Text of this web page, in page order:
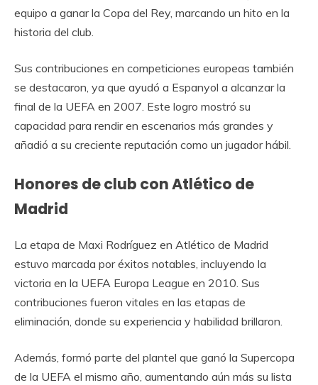
equipo a ganar la Copa del Rey, marcando un hito en la
historia del club.
Sus contribuciones en competiciones europeas también
se destacaron, ya que ayudó a Espanyol a alcanzar la
final de la UEFA en 2007. Este logro mostró su
capacidad para rendir en escenarios más grandes y
añadió a su creciente reputación como un jugador hábil.
Honores de club con Atlético de
Madrid
La etapa de Maxi Rodríguez en Atlético de Madrid
estuvo marcada por éxitos notables, incluyendo la
victoria en la UEFA Europa League en 2010. Sus
contribuciones fueron vitales en las etapas de
eliminación, donde su experiencia y habilidad brillaron.
Además, formó parte del plantel que ganó la Supercopa
de la UEFA el mismo año, aumentando aún más su lista